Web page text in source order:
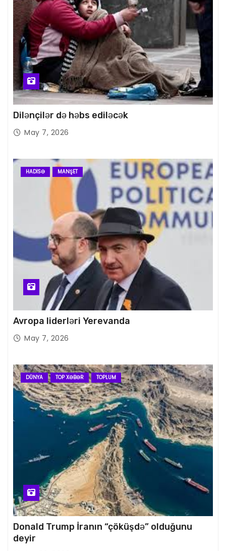
Dilənçilər də həbs ediləcək
May 7, 2026
HADISƏ MANŞET
Avropa liderləri Yerevanda
May 7, 2026
DÜNYA TOP XƏBƏR TOPLUM
Donald Trump İranın “çöküşdə” olduğunu
deyir